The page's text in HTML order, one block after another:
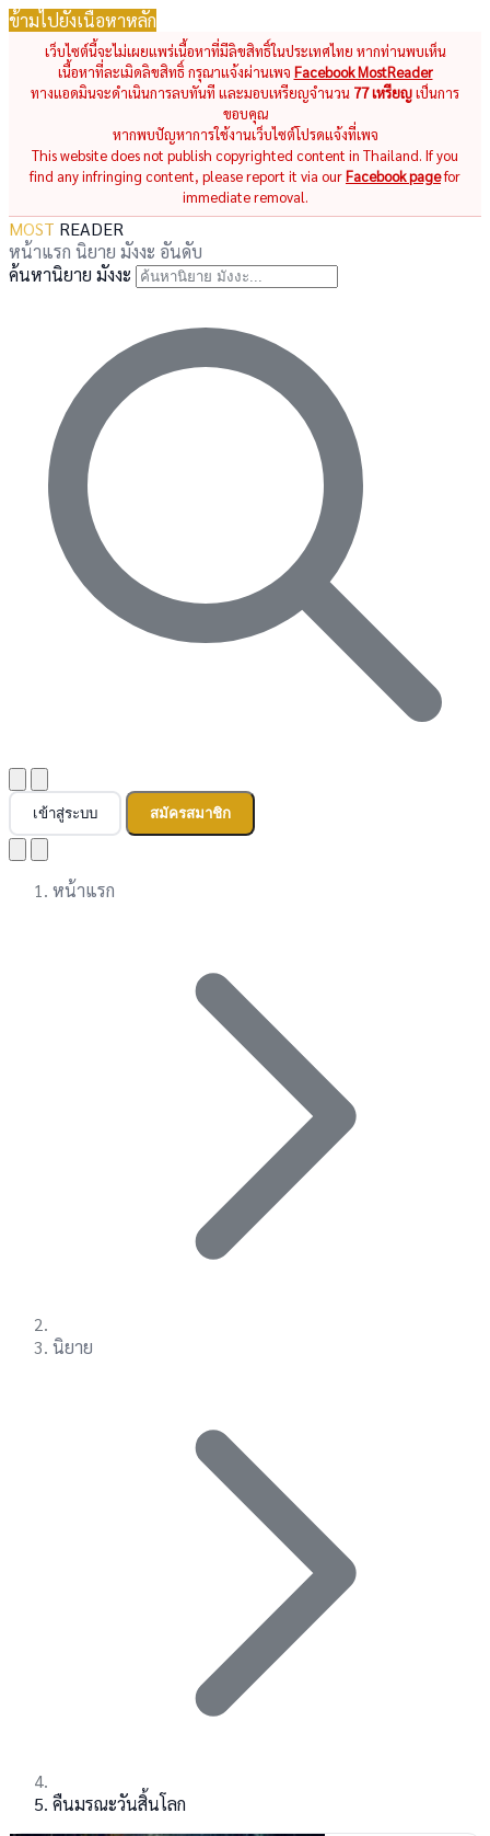
ข้ามไปยังเนื้อหาหลัก
เว็บไซต์นี้จะไม่เผยแพร่เนื้อหาที่มีลิขสิทธิ์ในประเทศไทย หากท่านพบเห็น
เนื้อหาที่ละเมิดลิขสิทธิ์ กรุณาแจ้งผ่านเพจ Facebook MostReader
ทางแอดมินจะดำเนินการลบทันที และมอบเหรียญจำนวน 77 เหรียญเป็นการ
ขอบคุณ
หากพบปัญหาการใช้งานเว็บไซต์โปรดแจ้งที่เพจ
This website does not publish copyrighted content in Thailand. If you
find any infringing content, please report it via ourFacebook pagefor
immediate removal.
MOST READER
หน้าแรก นิยาย มังงะ อันดับ
ค้นหานิยาย มังงะ
เข้าสู่ระบบ สมัครสมาชิก
หน้าแรก
นิยาย
คืนมรณะวันสิ้นโลก